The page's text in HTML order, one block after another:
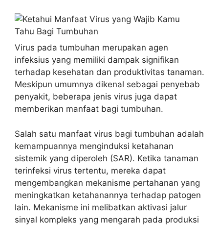
Virus pada tumbuhan merupakan agen
infeksius yang memiliki dampak signifikan
terhadap kesehatan dan produktivitas tanaman.
Meskipun umumnya dikenal sebagai penyebab
penyakit, beberapa jenis virus juga dapat
memberikan manfaat bagi tumbuhan.
Salah satu manfaat virus bagi tumbuhan adalah
kemampuannya menginduksi ketahanan
sistemik yang diperoleh (SAR). Ketika tanaman
terinfeksi virus tertentu, mereka dapat
mengembangkan mekanisme pertahanan yang
meningkatkan ketahanannya terhadap patogen
lain. Mekanisme ini melibatkan aktivasi jalur
sinyal kompleks yang mengarah pada produksi